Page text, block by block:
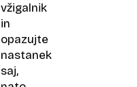
vžigalnik
in
opazujte
nastanek
saj,